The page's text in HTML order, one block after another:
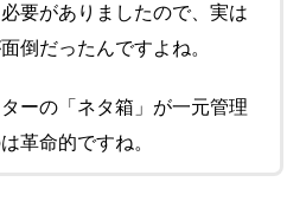
要がありましたので、実は
倒だったんですよね。
ーの「ネタ箱」が一元管理
革命的ですね。